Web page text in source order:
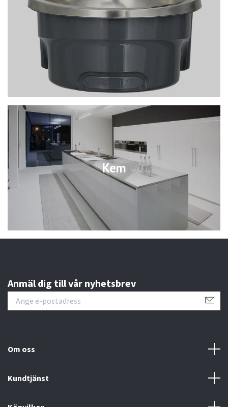
Kem
Anmäl dig till vår nyhetsbrev
Om oss
Kundtjänst